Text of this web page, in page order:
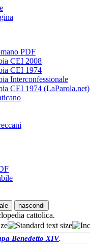
PDF
CEI 2008
CEI 1974
Interconfessionale
CEI 1974 (LaParola.net)
nascondi
cattolica.
Benedetto XIV.